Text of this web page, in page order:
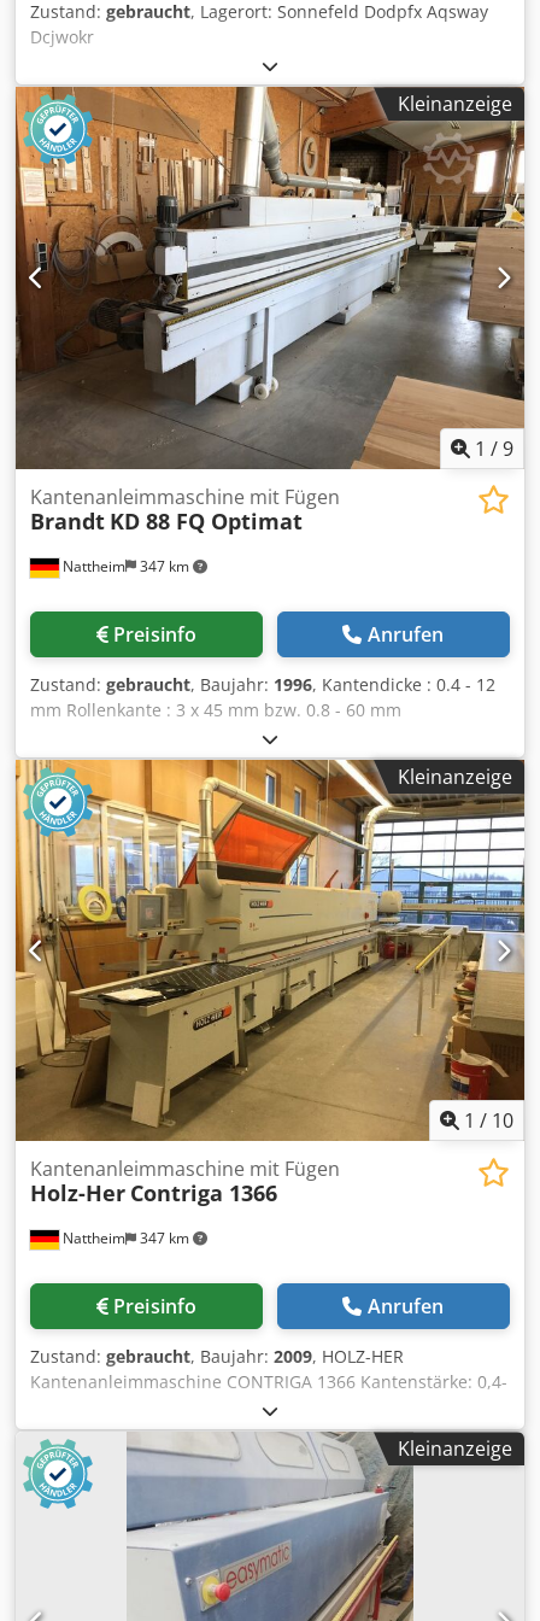
Klebstoffresten). Zubehör und Zusatzausstattung • PUR-
Paket: enthält einen Schnellwechselkopf und einen
Trichter. OTT TRANSLIFT – Transportvorrichtung Die
Vorrichtung dient zur automatischen Handhabung der
Werkstücke und deren Rückführung zum Bediener. •
Manipulator: einständig mit Saugfunktion, maximale
Traglast 60 kg. • Bewegungen: Drehung 0°/90° und
Übergabe auf ein Rückführband. • Rückführband: Breite
900 mm, Länge entspricht der Maschine. •
Werkstückmaße: maximale Länge 3.000 mm, maximale
Breite 1.300 mm.
Zustand: gebraucht, Lagerort: Sonnefeld Dodpfx Aqsway
Dcjwokr
Kleinanzeige
1 /9
Nattheim 347 km
Kantenanleimmaschine mit Fügen
Brandt KD 88 FQ Optimat
Preisinfo Anrufen
Zustand: gebraucht, Baujahr: 1996, Kantendicke : 0.4 - 12
mm Rollenkante : 3 x 45 mm bzw. 0.8 - 60 mm
Werkstückbreite min. : 65 mm Werkstücklänge min.: 160
mm Werkstückdicke : 10 - 55 mm Vorschub : 13 m/min
Vorfräsen ( Fügen ) Leimbecken Quickmelt Verleimteil
Kappen Bündigfräsen Fasefräsen Radiusfräsen
Eckenkopieren Flachziehklinge Schwabbelaggregat
Maschinenmaße: 7450 x 1220 x 2400 mm Gewicht : 3000 kg
Djdpfx Aqjvvkd Tjwokr Lagerort: Nattheim
Kleinanzeige
1 / 10
Nattheim 347 km
Kantenanleimmaschine mit Fügen
Holz-Her Contriga 1366
Preisinfo Anrufen
Zustand: gebraucht, Baujahr: 2009, HOLZ-HER
Kantenanleimmaschine CONTRIGA 1366 Kantenstärke: 0,4-
30 mm (je nach Bestückung) Kantenhöhe: 51/66 mm (je
nach Bestückung) Plattenstärke: 6-45/60 mm (je nach
Bestückung) Kantenarten: Rollen- und Streifenware
Vorschubgeschwindigkeiten: Stufenloser Vorschub von 12-
30 m/min (je nach Bestückung) mit verstellbarer
Einlaufebene im Magazinbereich (max. Verstellweg 30 mm)
mit höhenverstellbarem Magazinteller zur Veränderung
des unteren Kantenüberstandes mit großem Magazinteller
Ø 820 mm für Kantenrollen bis Ø 800 mm mit
Kleinanzeige